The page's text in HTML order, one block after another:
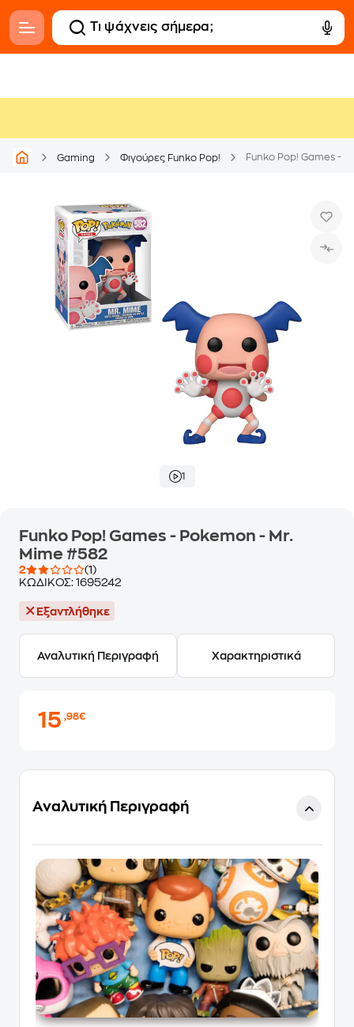
Gaming Φιγούρες Funko Pop! Funko Pop! Games -
1
Funko Pop! Games - Pokemon - Mr.
Mime #582
2
(1)
ΚΩΔΙΚΟΣ: 1695242
Εξαντλήθηκε
Αναλυτική Περιγραφή Χαρακτηριστικά
15,98€
Αναλυτική Περιγραφή